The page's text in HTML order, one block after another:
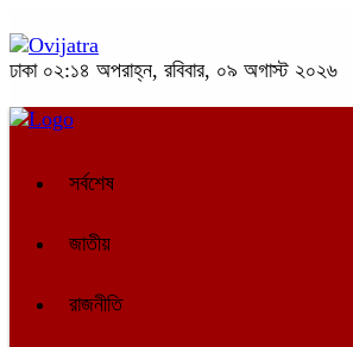
ঢাকা ০২:১৪ অপরাহ্ন, রবিবার, ০৯ অগাস্ট ২০২৬
সর্বশেষ
জাতীয়
রাজনীতি